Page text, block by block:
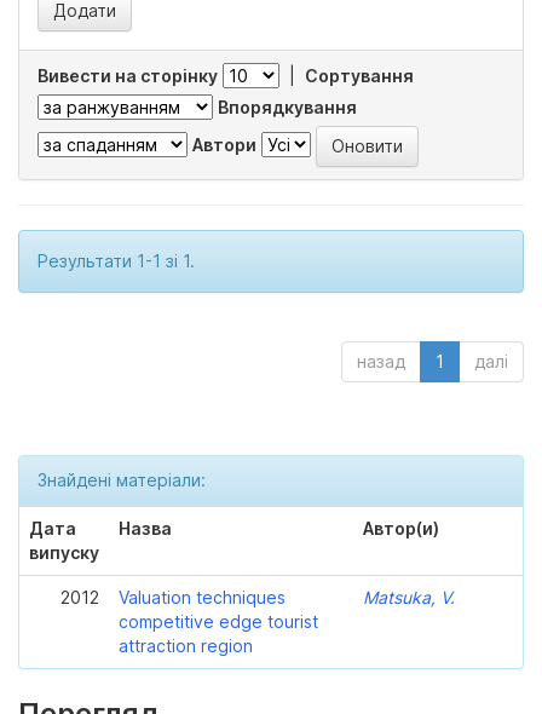
Вивести на сторінку
Сортування
Впорядкування
Автори
Результати 1-1 зі 1.
назад 1 далі
Знайдені матеріали:
Дата
випуску
Назва Автор(и)
2012
Valuation techniques
competitive edge tourist
attraction region
Matsuka, V.